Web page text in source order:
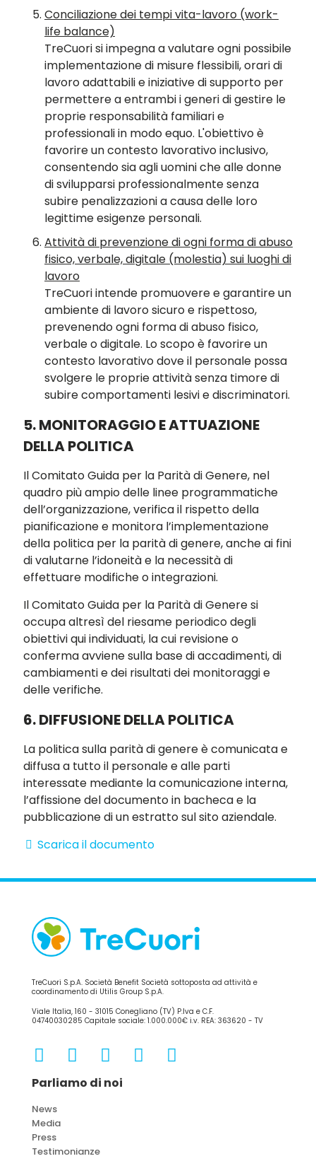
Conciliazione dei tempi vita-lavoro (work-
life balance)
TreCuori si impegna a valutare ogni possibile
implementazione di misure flessibili, orari di
lavoro adattabili e iniziative di supporto per
permettere a entrambi i generi di gestire le
proprie responsabilità familiari e
professionali in modo equo. L'obiettivo è
favorire un contesto lavorativo inclusivo,
consentendo sia agli uomini che alle donne
di svilupparsi professionalmente senza
subire penalizzazioni a causa delle loro
legittime esigenze personali.
Attività di prevenzione di ogni forma di abuso
fisico, verbale, digitale (molestia) sui luoghi di
lavoro
TreCuori intende promuovere e garantire un
ambiente di lavoro sicuro e rispettoso,
prevenendo ogni forma di abuso fisico,
verbale o digitale. Lo scopo è favorire un
contesto lavorativo dove il personale possa
svolgere le proprie attività senza timore di
subire comportamenti lesivi e discriminatori.
5. MONITORAGGIO E ATTUAZIONE
DELLA POLITICA
Il Comitato Guida per la Parità di Genere, nel
quadro più ampio delle linee programmatiche
dell’organizzazione, verifica il rispetto della
pianificazione e monitora l’implementazione
della politica per la parità di genere, anche ai fini
di valutarne l’idoneità e la necessità di
effettuare modifiche o integrazioni.
Il Comitato Guida per la Parità di Genere si
occupa altresì del riesame periodico degli
obiettivi qui individuati, la cui revisione o
conferma avviene sulla base di accadimenti, di
cambiamenti e dei risultati dei monitoraggi e
delle verifiche.
6.DIFFUSIONE DELLA POLITICA
La politica sulla parità di genere è comunicata e
diffusa a tutto il personale e alle parti
interessate mediante la comunicazione interna,
l’affissione del documento in bacheca e la
pubblicazione di un estratto sul sito aziendale.
Scarica il documento
TreCuori S.p.A. Società Benefit Società sottoposta ad attività e
coordinamento di Utilis Group S.p.A.
Viale Italia, 160 - 31015 Conegliano (TV) P.Iva e C.F.
04740030285 Capitale sociale: 1.000.000€ i.v. REA: 363620 - TV
Parliamo di noi
News
Media
Press
Testimonianze